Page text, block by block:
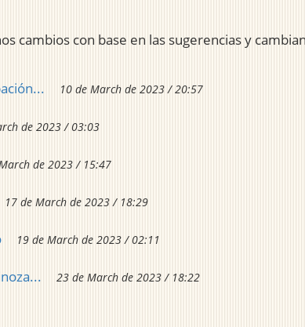
cambios con base en las sugerencias y
10 de March de 2023 / 20:57
de 2023 / 03:03
de 2023 / 15:47
17 de March de 2023 / 18:29
19 de March de 2023 / 02:11
23 de March de 2023 / 18:22